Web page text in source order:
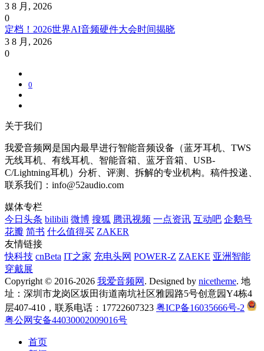
3 8 月, 2026
0
定档！2026世界AI音频硬件大会时间揭晓
3 8 月, 2026
0
0
关于我们
我爱音频网是国内最早进行智能音频设备（蓝牙耳机、TWS
无线耳机、有线耳机、智能音箱、蓝牙音箱、USB-
C/Lightning耳机）分析、评测、拆解的专业机构。稿件投递、
联系我们：info@52audio.com
媒体专栏
今日头条 bilibili 微博 搜狐 腾讯视频 一点资讯 互动吧 企鹅号
花瓣 简书 什么值得买 ZAKER
友情链接
快科技 cnBeta IT之家 充电头网 POWER-Z ZAEKE 亚洲智能
穿戴展
Copyright © 2016-2026 我爱音频网 . Designed by nicetheme. 地
址：深圳市龙岗区坂田街道南坑社区雅园路5号创意园Y4栋4
层407-410，联系电话：17722607323 粤ICP备16035666号-2
粤公网安备44030002009016号
首页